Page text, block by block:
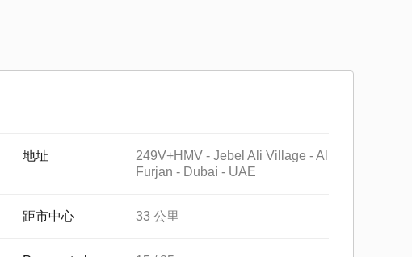
地址
249V+HMV - Jebel Ali Village - Al
Furjan - Dubai - UAE
距市中心 33 公里